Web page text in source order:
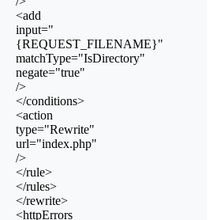
<add
input="
{REQUEST_FILENAME}"
matchType="IsDirectory"
negate="true"
/>
</conditions>
<action
type="Rewrite"
url="index.php"
/>
</rule>
</rules>
</rewrite>
<httpErrors